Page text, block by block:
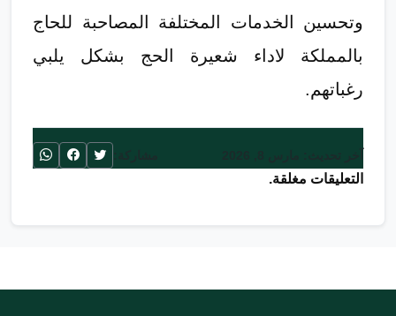
وتحسين الخدمات المختلفة المصاحبة للحاج
بالمملكة لاداء شعيرة الحج بشكل يلبي
رغباتهم.
التعليقات مغلقة.